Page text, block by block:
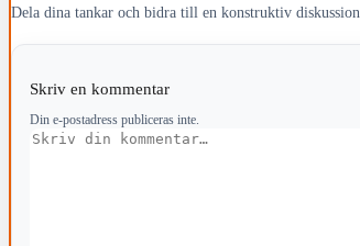
Dela dina tankar och bidra till en konstruktiv diskussion.
Skriv en kommentar
Din e-postadress publiceras inte.
Kommentar